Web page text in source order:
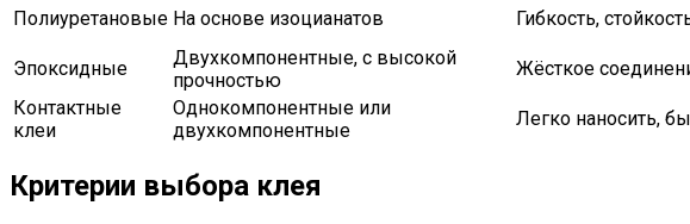
Полиуретановые На основе изоцианатов Гибкость,
Эпоксидные
Двухкомпонентные, с высокой
прочностью
Жёсткое
Контактные
клеи
Однокомпонентные или
двухкомпонентные
Легко наносить,
Критерии выбора клея